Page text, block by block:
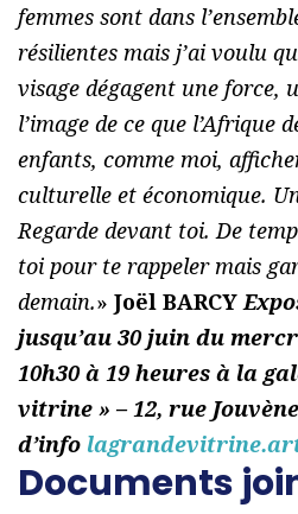
femmes sont dans
résilientes mais j’ai voulu
visage dégagent une force,
l’image de ce que l’Afrique
enfants, comme moi,
culturelle et économique.
Regarde devant toi. De
toi pour te rappeler mais
demain.» Joël BARCY
jusqu’au 30 juin du
10h30 à 19 heures à la
vitrine » – 12, rue
d’info
Documents